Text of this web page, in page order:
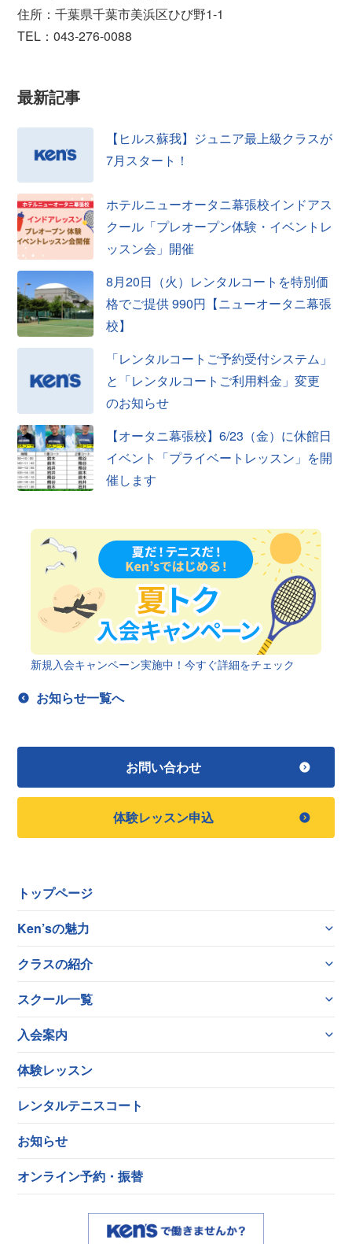
住所：千葉県千葉市美浜区ひび野1-1
TEL：043-276-0088
最新記事
【ヒルス蘇我】ジュニア最上級クラスが
7月スタート！
ホテルニューオータニ幕張校インドアス
クール「プレオープン体験・イベントレ
ッスン会」開催
8月20日（火）レンタルコートを特別価
格でご提供 990円【ニューオータニ幕張
校】
「レンタルコートご予約受付システム」
と「レンタルコートご利用料金」変更
のお知らせ
【オータニ幕張校】6/23（金）に休館日
イベント「プライベートレッスン」を開
催します
新規入会キャンペーン実施中！今すぐ詳細をチェック
お知らせ一覧へ
お問い合わせ
体験レッスン申込
トップページ
Ken’sの魅力
クラスの紹介
スクール一覧
入会案内
体験レッスン
レンタルテニスコート
お知らせ
オンライン予約・振替